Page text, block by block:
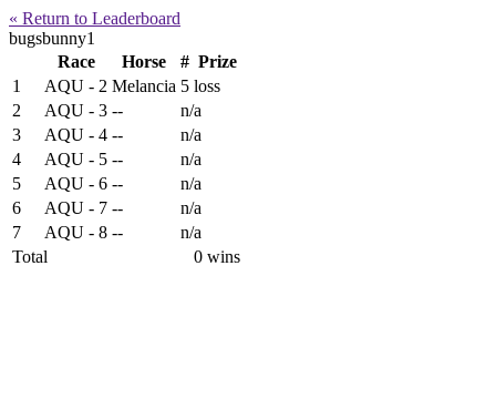
« Return to Leaderboard
bugsbunny1
Race
Horse # Prize
1
AQU - 2 Melancia 5 loss
2
AQU - 3 --
n/a
3
AQU - 4 --
n/a
4
AQU - 5 --
n/a
5
AQU - 6 --
n/a
6
AQU - 7 --
n/a
7
AQU - 8 --
n/a
Total
0 wins